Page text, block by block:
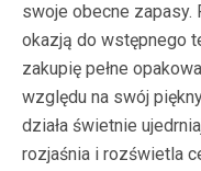
swoje obecne zapasy.
okazją do wstępnego
zakupię pełne
względu na swój
działa świetnie
rozjaśnia i rozświetla